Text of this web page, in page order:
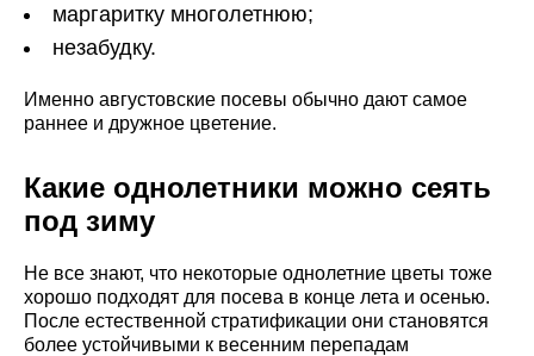
маргаритку многолетнюю;
незабудку.
Именно августовские посевы обычно дают самое
раннее и дружное цветение.
Какие однолетники можно сеять
под зиму
Не все знают, что некоторые однолетние цветы тоже
хорошо подходят для посева в конце лета и осенью.
После естественной стратификации они становятся
более устойчивыми к весенним перепадам